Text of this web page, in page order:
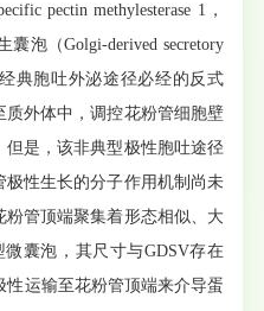
pectin methylesterase 1，
泡（Golgi-derived secretory
典胞吐外泌途径必经的反式
外体中，调控花粉管细胞壁
但是，该非典型极性胞吐途径
性生长的分子作用机制尚未
管顶端聚集着形态相似、大
囊泡，其尺寸与GDSV存在
性运输至花粉管顶端来介导蛋